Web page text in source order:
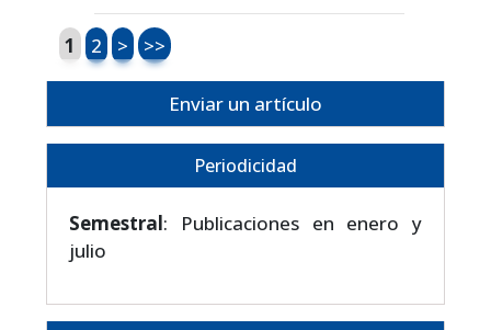
1 2 > >>
Enviar un artículo
Periodicidad
Semestral: Publicaciones en enero y
julio